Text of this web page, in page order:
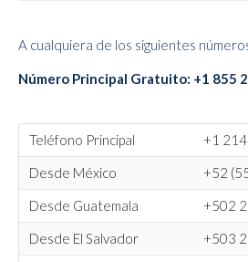
A cualquiera de los siguientes
Número Principal Gratuito: +1 855
Teléfono Principal
+1
Desde México
+52
Desde Guatemala
+502
Desde El Salvador
+503